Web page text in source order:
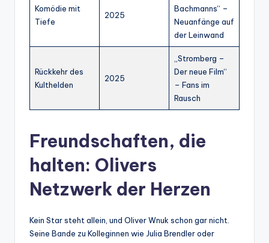
Komödie mit
Tiefe
2025
Bachmanns“ –
Neuanfänge auf
der Leinwand
Rückkehr des
Kulthelden
2025
„Stromberg –
Der neue Film“
– Fans im
Rausch
Freundschaften, die
halten: Olivers
Netzwerk der Herzen
Kein Star steht allein, und Oliver Wnuk schon gar nicht.
Seine Bande zu Kolleginnen wie Julia Brendler oder